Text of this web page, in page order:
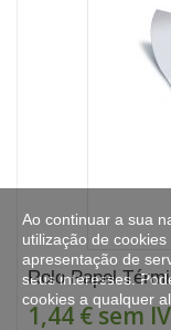
Rolo Papel
1,44 €sem
Ao continuar a sua
utilização de
apresentação de
seus interesses.
cookies a qualquer